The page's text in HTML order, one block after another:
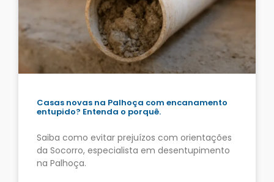
Casas novas na Palhoça com encanamento
entupido? Entenda o porquê.
Saiba como evitar prejuízos com orientações
da Socorro, especialista em desentupimento
na Palhoça.